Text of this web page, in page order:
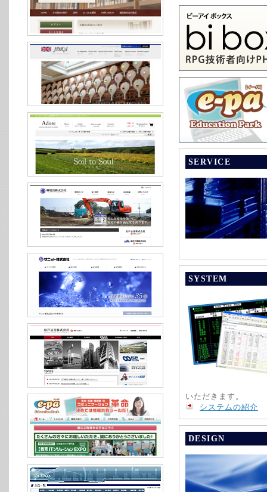
SERVICE
SYSTEM
いただきます。
システムの紹介
DESIGN